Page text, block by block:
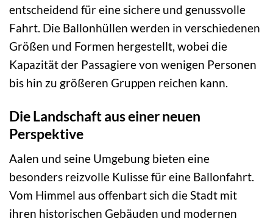
entscheidend für eine sichere und genussvolle
Fahrt. Die Ballonhüllen werden in verschiedenen
Größen und Formen hergestellt, wobei die
Kapazität der Passagiere von wenigen Personen
bis hin zu größeren Gruppen reichen kann.
Die Landschaft aus einer neuen
Perspektive
Aalen und seine Umgebung bieten eine
besonders reizvolle Kulisse für eine Ballonfahrt.
Vom Himmel aus offenbart sich die Stadt mit
ihren historischen Gebäuden und modernen